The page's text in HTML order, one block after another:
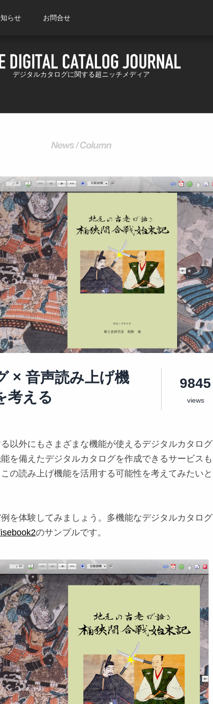
らせ お問合せ
デジタルカタログに関する超ニッチメディア
× 音声読み上げ機
考える
9845
views
以外にもさまざまな機能が使えるデジタルカタログ
を備えたデジタルカタログを作成できるサービスも
の読み上げ機能を活用する可能性を考えてみたいと
を体験してみましょう。多機能なデジタルカタログ
のサンプルです。